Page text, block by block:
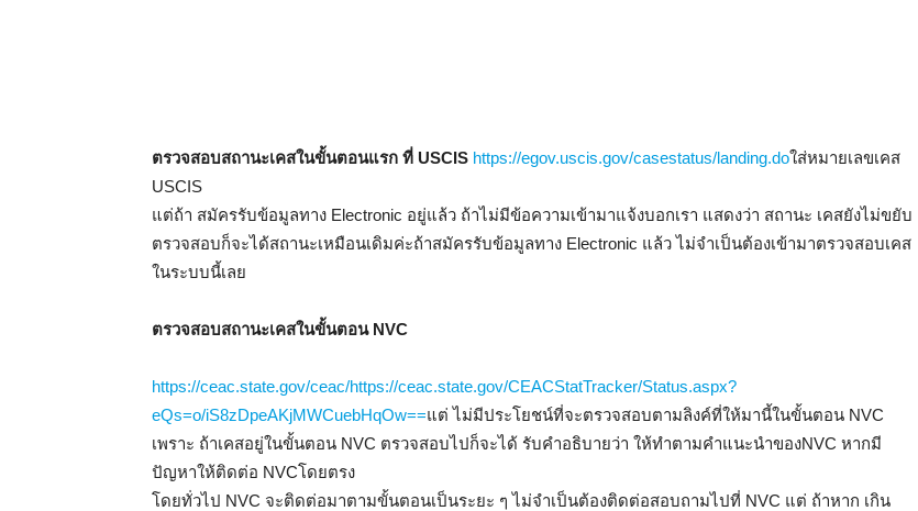
>
ตรวจสอบสถานะเคสในขั้นตอนแรก ที่ USCIS https://egov.uscis.gov/casestatus/landing.doใส่หมายเลขเคส
USCIS
แต่ถ้า สมัครรับข้อมูลทาง Electronic อยู่แล้ว ถ้าไม่มีข้อความเข้ามาแจ้งบอกเรา แสดงว่า สถานะ เคสยังไม่ขยับ
ตรวจสอบก็จะได้สถานะเหมือนเดิมค่ะถ้าสมัครรับข้อมูลทาง Electronic แล้ว ไม่จำเป็นต้องเข้ามาตรวจสอบเคส
ในระบบนี้เลย
ตรวจสอบสถานะเคสในขั้นตอน NVC
https://ceac.state.gov/ceac/https://ceac.state.gov/CEACStatTracker/Status.aspx?
eQs=o/iS8zDpeAKjMWCuebHqOw==แต่ ไม่มีประโยชน์ที่จะตรวจสอบตามลิงค์ที่ให้มานี้ในขั้นตอน NVC
เพราะ ถ้าเคสอยู่ในขั้นตอน NVC ตรวจสอบไปก็จะได้ รับคำอธิบายว่า ให้ทำตามคำแนะนำของNVC หากมี
ปัญหาให้ติดต่อ NVCโดยตรง
โดยทั่วไป NVC จะติดต่อมาตามขั้นตอนเป็นระยะ ๆ ไม่จำเป็นต้องติดต่อสอบถามไปที่ NVC แต่ ถ้าหาก เกิน